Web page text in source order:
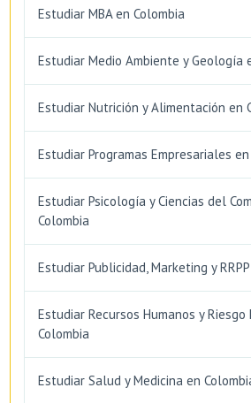
Estudiar MBA en Colombia
Estudiar Medio Ambiente y Geología
Estudiar Nutrición y Alimentación en
Estudiar Programas Empresariales
Estudiar Psicología y Ciencias del
Colombia
Estudiar Publicidad, Marketing y
Estudiar Recursos Humanos y
Colombia
Estudiar Salud y Medicina en